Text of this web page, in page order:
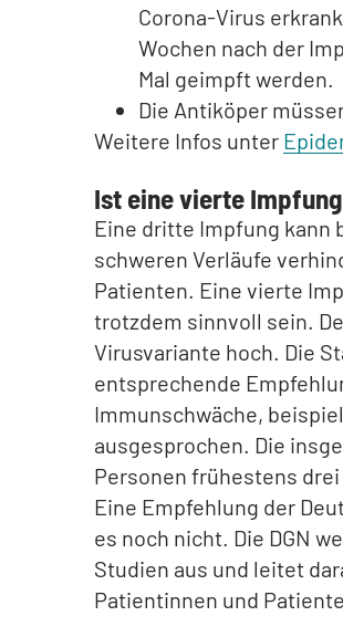
Corona-Virus
Wochen nach der
Mal geimpft werden.
Die Antiköper
Weitere Infos unter
Ist eine vierte
Eine dritte Impfung kann
schweren Verläufe
Patienten. Eine vierte
trotzdem sinnvoll sein.
Virusvariante hoch. Die
entsprechende
Immunschwäche,
ausgesprochen. Die
Personen frühestens
Eine Empfehlung der
es noch nicht. Die DGN
Studien aus und leitet
Patientinnen und